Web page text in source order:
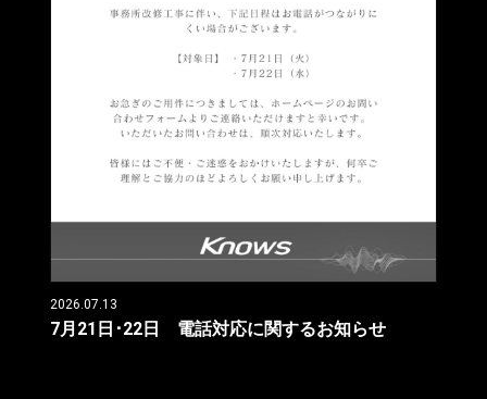
2026.07.13
7月21日･22日 電話対応に関するお知らせ